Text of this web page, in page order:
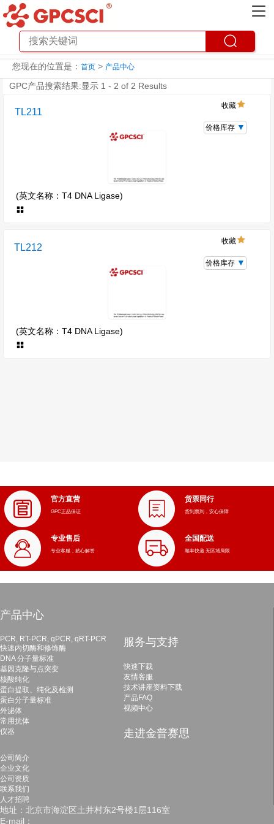
您现在的位置是： 首页 > 产品中心
GPC产品搜索结果:显示 1 - 2 of 2 Results
TL211
(英文名称：T4 DNA Ligase)
收藏
价格库存
TL212
(英文名称：T4 DNA Ligase)
收藏
价格库存
官方直营
GPC正品保证
货票同行
货到票到，安心保障
专业售后
专业客服，贴心解答
全国配送
顺丰快递 无区域局限
产品中心
PCR, RT-PCR, qPCR, qRT-PCR
快速内切酶和修饰酶
DNA 分子量标准
基因克隆与点突变
核酸纯化
蛋白提取、纯化及检测
蛋白分子量标准
外泌体
常用抗体
仪器
服务与支持
快速下载
友情客服
技术讲座资料下载
产品FAQ
视频中心
走进金普赛思
公司简介
企业文化
公司资质
联系我们
人才招聘
地址：北京市海淀区土井村东2号楼1层116室
E-mail：